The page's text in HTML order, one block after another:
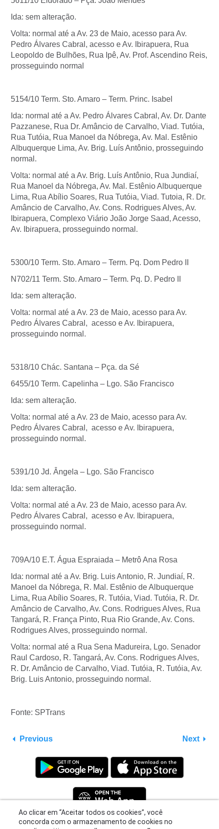
Ida: sem alteração.
Volta: normal até a Av. 23 de Maio, acesso para Av.
Pedro Álvares Cabral, acesso e Av. Ibirapuera, Rua
Leopoldo de Bulhões, Rua Ipê, Av. Prof. Ascendino Reis,
prosseguindo normal
5154/10 Term. Sto. Amaro – Term. Princ. Isabel
Ida: normal até a Av. Pedro Álvares Cabral, Av. Dr. Dante
Pazzanese, Rua Dr. Amâncio de Carvalho, Viad. Tutóia,
Rua Tutóia, Rua Manoel da Nóbrega, Av. Mal. Estênio
Albuquerque Lima, Av. Brig. Luís Antônio, prosseguindo
normal.
Volta: normal até a Av. Brig. Luís Antônio, Rua Jundiaí,
Rua Manoel da Nóbrega, Av. Mal. Estênio Albuquerque
Lima, Rua Abílio Soares, Rua Tutóia, Viad. Tutoia, R. Dr.
Amâncio de Carvalho, Av. Cons. Rodrigues Alves, Av.
Ibirapuera, Complexo Viário João Jorge Saad, Acesso,
Av. Ibirapuera, prosseguindo normal.
5300/10 Term. Sto. Amaro – Term. Pq. Dom Pedro II
N702/11 Term. Sto. Amaro – Term. Pq. D. Pedro II
Ida: sem alteração.
Volta: normal até a Av. 23 de Maio, acesso para Av.
Pedro Álvares Cabral, acesso e Av. Ibirapuera,
prosseguindo normal.
5318/10 Chác. Santana – Pça. da Sé
6455/10 Term. Capelinha – Lgo. São Francisco
Ida: sem alteração.
Volta: normal até a Av. 23 de Maio, acesso para Av.
Pedro Álvares Cabral, acesso e Av. Ibirapuera,
prosseguindo normal.
5391/10 Jd. Ângela – Lgo. São Francisco
Ida: sem alteração.
Volta: normal até a Av. 23 de Maio, acesso para Av.
Pedro Álvares Cabral, acesso e Av. Ibirapuera,
prosseguindo normal.
709A/10 E.T. Água Espraiada – Metrô Ana Rosa
Ida: normal até a Av. Brig. Luis Antonio, R. Jundiaí, R.
Manoel da Nóbrega, R. Mal. Estênio de Albuquerque
Lima, Rua Abílio Soares, R. Tutóia, Viad. Tutóia, R. Dr.
Amâncio de Carvalho, Av. Cons. Rodrigues Alves, Rua
Tangará, R. França Pinto, Rua Rio Grande, Av. Cons.
Rodrigues Alves, prosseguindo normal.
Volta: normal até a Rua Sena Madureira, Lgo. Senador
Raul Cardoso, R. Tangará, Av. Cons. Rodrigues Alves,
R. Dr. Amâncio de Carvalho, Viad. Tutóia, R. Tutóia, Av.
Brig. Luis Antonio, prosseguindo normal.
Fonte: SPTrans
Previous Next
Privacy Policy Support
Ao clicar em “Aceitar todos os cookies”, você
concorda com o armazenamento de cookies no
seu dispositivo para melhorar a navegação no
site, analisar o uso do site e ajudar em nossos